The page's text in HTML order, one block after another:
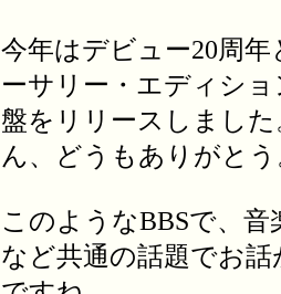
今年はデビュー20周
ーサリー・エディシ
盤をリリースしまし
ん、どうもありがと
このようなBBSで、
など共通の話題でお